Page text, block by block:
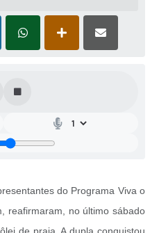
do Programa Viva o
reafirmaram, no último sábado